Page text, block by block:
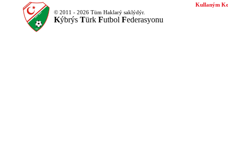
© 2011 - 2026 Tüm Haklarý saklýdýr.
Kýbrýs Türk Futbol Federasyonu
Kullaným